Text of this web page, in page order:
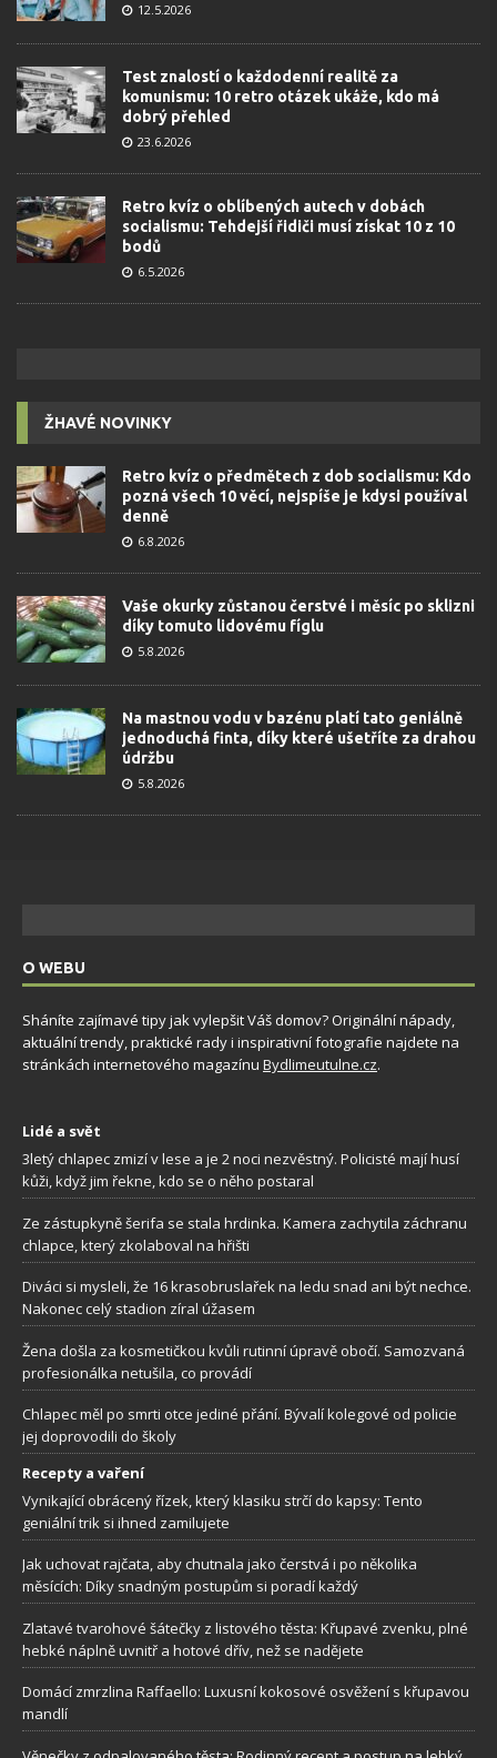
12.5.2026
Test znalostí o každodenní realitě za
komunismu: 10 retro otázek ukáže, kdo má
dobrý přehled
23.6.2026
Retro kvíz o oblíbených autech v dobách
socialismu: Tehdejší řidiči musí získat 10 z 10
bodů
6.5.2026
ŽHAVÉ NOVINKY
Retro kvíz o předmětech z dob socialismu: Kdo
pozná všech 10 věcí, nejspíše je kdysi používal
denně
6.8.2026
Vaše okurky zůstanou čerstvé i měsíc po sklizni
díky tomuto lidovému fíglu
5.8.2026
Na mastnou vodu v bazénu platí tato geniálně
jednoduchá finta, díky které ušetříte za drahou
údržbu
5.8.2026
O WEBU
Sháníte zajímavé tipy jak vylepšit Váš domov? Originální nápady,
aktuální trendy, praktické rady i inspirativní fotografie najdete na
stránkách internetového magazínu Bydlimeutulne.cz.
Lidé a svět
3letý chlapec zmizí v lese a je 2 noci nezvěstný. Policisté mají husí
kůži, když jim řekne, kdo se o něho postaral
Ze zástupkyně šerifa se stala hrdinka. Kamera zachytila záchranu
chlapce, který zkolaboval na hřišti
Diváci si mysleli, že 16 krasobruslařek na ledu snad ani být nechce.
Nakonec celý stadion zíral úžasem
Žena došla za kosmetičkou kvůli rutinní úpravě obočí. Samozvaná
profesionálka netušila, co provádí
Chlapec měl po smrti otce jediné přání. Bývalí kolegové od policie
jej doprovodili do školy
Recepty a vaření
Vynikající obrácený řízek, který klasiku strčí do kapsy: Tento
geniální trik si ihned zamilujete
Jak uchovat rajčata, aby chutnala jako čerstvá i po několika
měsících: Díky snadným postupům si poradí každý
Zlatavé tvarohové šátečky z listového těsta: Křupavé zvenku, plné
hebké náplně uvnitř a hotové dřív, než se nadějete
Domácí zmrzlina Raffaello: Luxusní kokosové osvěžení s křupavou
mandlí